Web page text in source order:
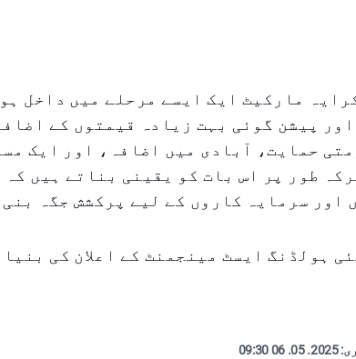
مارکیٹ ایک ایسے مرحلے میں داخل
پیشن گوئی بہت زیادہ قیمتوں کے
حمایت، آبادی میں اضافہ، اور ایک
طور پر اس بات کو یقینی بناتے ہیں
اور سرمایہ کاروں کے لیے پرکشش جگہ بنی
ہولڈنگ ایسٹ مینجمنٹ کے اعلان کی
2025. 05. 06 09:30